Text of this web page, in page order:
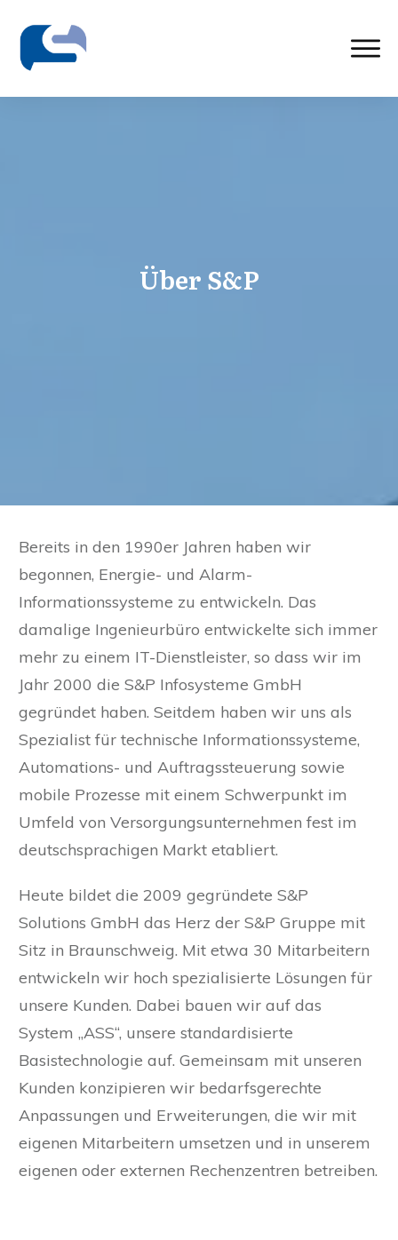
Über S&P
Bereits in den 1990er Jahren haben wir
begonnen, Energie- und Alarm-
Informationssysteme zu entwickeln. Das
damalige Ingenieurbüro entwickelte sich immer
mehr zu einem IT-Dienstleister, so dass wir im
Jahr 2000 die S&P Infosysteme GmbH
gegründet haben. Seitdem haben wir uns als
Spezialist für technische Informationssysteme,
Automations- und Auftragssteuerung sowie
mobile Prozesse mit einem Schwerpunkt im
Umfeld von Versorgungsunternehmen fest im
deutschsprachigen Markt etabliert.
Heute bildet die 2009 gegründete S&P
Solutions GmbH das Herz der S&P Gruppe mit
Sitz in Braunschweig. Mit etwa 30 Mitarbeitern
entwickeln wir hoch spezialisierte Lösungen für
unsere Kunden. Dabei bauen wir auf das
System „ASS“, unsere standardisierte
Basistechnologie auf. Gemeinsam mit unseren
Kunden konzipieren wir bedarfsgerechte
Anpassungen und Erweiterungen, die wir mit
eigenen Mitarbeitern umsetzen und in unserem
eigenen oder externen Rechenzentren betreiben.